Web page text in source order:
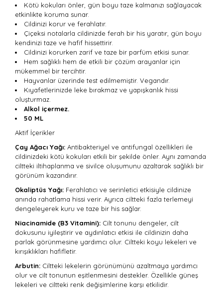
Kötü kokuları önler, gün boyu taze kalmanızı sağlayacak
etkinlikte koruma sunar.
Cildinizi korur ve ferahlatır.
Çiçeksi notalarla cildinizde ferah bir his yaratır, gün boyu
kendinizi taze ve hafif hissettirir.
Cildinizi korurken zarif ve taze bir parfüm etkisi sunar.
Hem sağlıklı hem de etkili bir çözüm arayanlar için
mükemmel bir tercihtir.
Hayvanlar üzerinde test edilmemiştir. Vegandır.
Kıyafetlerinizde leke bırakmaz ve yapışkanlık hissi
oluşturmaz.
Alkol içermez.
50 ML
Aktif İçerikler
Çay Ağacı Yağı: Antibakteriyel ve antifungal özellikleri ile
cildinizdeki kötü kokuları etkili bir şekilde önler. Aynı zamanda
ciltteki iltihaplanma ve sivilce oluşumunu azaltarak sağlıklı bir
görünüm kazandırır.
Okaliptüs Yağı: Ferahlatıcı ve serinletici etkisiyle cildinize
anında rahatlama hissi verir. Ayrıca ciltteki fazla terlemeyi
dengeleyerek kuru ve taze bir his sağlar.
Niacinamide (B3 Vitamini): Cilt tonunu dengeler, cilt
dokusunu iyileştirir ve aydınlatıcı etkisi ile cildinizin daha
parlak görünmesine yardımcı olur. Ciltteki koyu lekeleri ve
kırışıklıkları hafifletir.
Arbutin: Ciltteki lekelerin görünümünü azaltmaya yardımcı
olur ve cilt tonunun eşitlenmesini destekler. Özellikle güneş
lekeleri ve ciltteki renk değişimlerine karşı etkilidir.